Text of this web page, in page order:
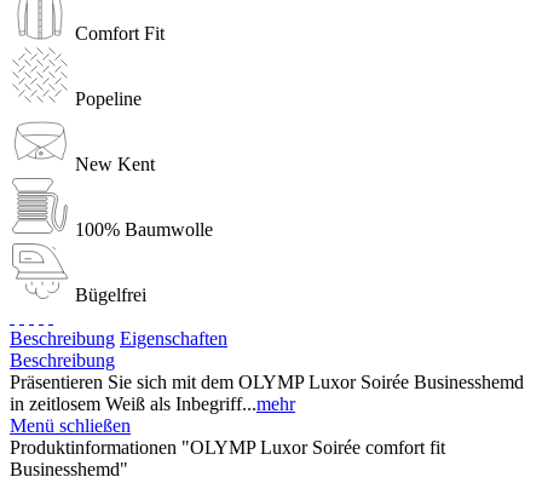
Comfort Fit
Popeline
New Kent
100% Baumwolle
Bügelfrei
Beschreibung Eigenschaften
Beschreibung
Präsentieren Sie sich mit dem OLYMP Luxor Soirée Businesshemd
in zeitlosem Weiß als Inbegriff...mehr
Menü schließen
Produktinformationen "OLYMP Luxor Soirée comfort fit
Businesshemd"